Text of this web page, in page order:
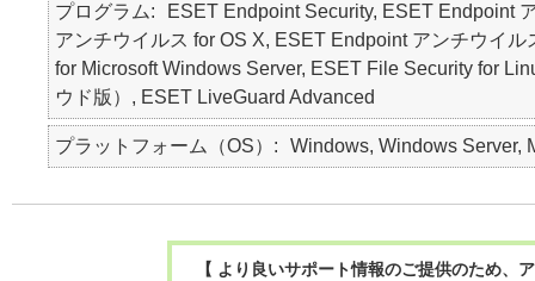
プログラム
ESET Endpoint Security, ESET Endpoint
アンチウイルス for OS X, ESET Endpoint アンチウイ
for Microsoft Windows Server, ESET File Security for
ウド版）, ESET LiveGuard Advanced
プラットフォーム（OS） Windows, Windows Server,
【 より良いサポート情報のご提供のため